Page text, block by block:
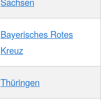
Bayerisches Rotes
Kreuz
Thüringen